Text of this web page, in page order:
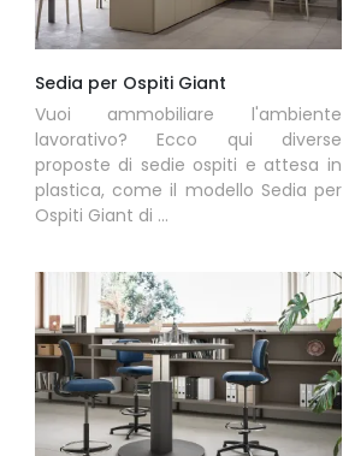
Sedia per Ospiti Giant
Vuoi ammobiliare l'ambiente
lavorativo? Ecco qui diverse
proposte di sedie ospiti e attesa in
plastica, come il modello Sedia per
Ospiti Giant di ...